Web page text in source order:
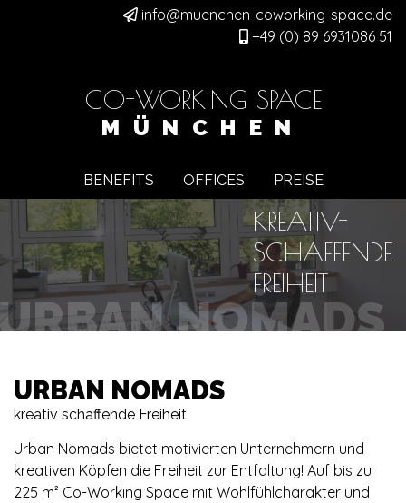
info@muenchen-coworking-space.de
+49 (0) 89 6931086 51
CO-WORKING SPACE
MÜNCHEN
BENEFITS OFFICES PREISE
KREATIV-
SCHAFFENDE
FREIHEIT
URBAN NOMADS
kreativ schaffende Freiheit
Urban Nomads bietet motivierten Unternehmern und
kreativen Köpfen die Freiheit zur Entfaltung! Auf bis zu
225 m² Co-Working Space mit Wohlfühlcharakter und